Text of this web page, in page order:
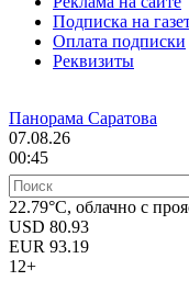
Подписка на
Оплата подписки
Реквизиты
Панорама Саратова
07.08.26
00:45
22.79°C, облачно с
USD 80.93
EUR 93.19
12+